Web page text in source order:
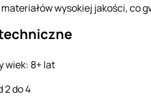
wysokiej jakości, co
wiek: 8+ lat
2 do 4